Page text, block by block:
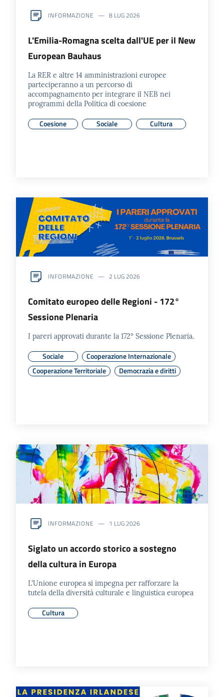
INFORMAZIONE 8 LUG 2026
L'Emilia-Romagna scelta dall'UE per il New
European Bauhaus
La RER e altre 14 amministrazioni europee
parteciperanno a un percorso di
accompagnamento per integrare il NEB nei
programmi della Politica di coesione
Coesione Sociale Cultura
INFORMAZIONE 2 LUG 2026
Comitato europeo delle Regioni - 172°
Sessione Plenaria
I pareri approvati durante la 172° Sessione Plenaria.
Sociale
Cooperazione Internazionale
Cooperazione Territoriale
Democrazia e diritti
INFORMAZIONE 1 LUG 2026
Siglato un accordo storico a sostegno
della cultura in Europa
L'Unione europea si impegna per rafforzare la
tutela della diversità culturale e linguistica europea
Cultura